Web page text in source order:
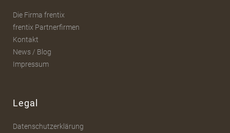
Die Firma frentix
frentix Partnerfirmen
Kontakt
News / Blog
Impressum
Legal
Datenschutzerklärung